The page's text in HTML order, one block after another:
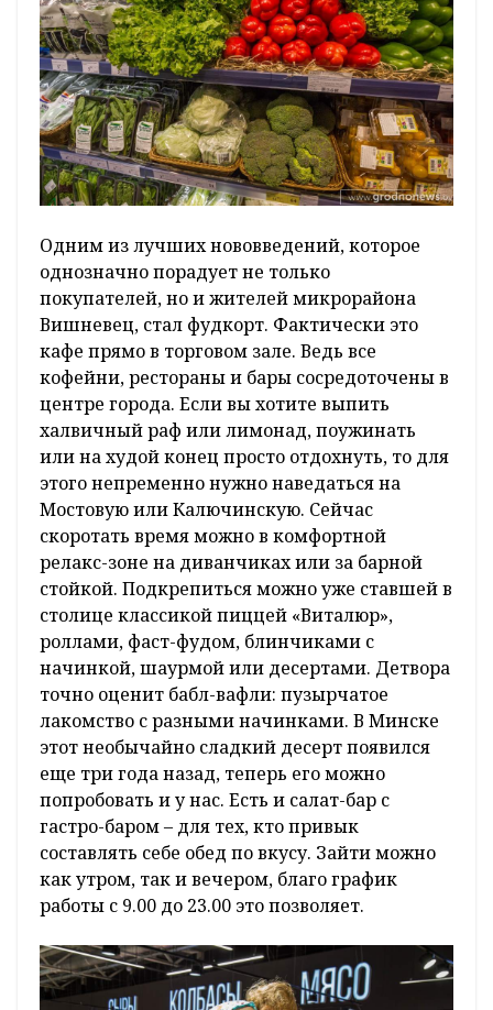
Одним из лучших нововведений, которое
однозначно порадует не только
покупателей, но и жителей микрорайона
Вишневец, стал фудкорт. Фактически это
кафе прямо в торговом зале. Ведь все
кофейни, рестораны и бары сосредоточены в
центре города. Если вы хотите выпить
халвичный раф или лимонад, поужинать
или на худой конец просто отдохнуть, то для
этого непременно нужно наведаться на
Мостовую или Калючинскую. Сейчас
скоротать время можно в комфортной
релакс-зоне на диванчиках или за барной
стойкой. Подкрепиться можно уже ставшей в
столице классикой пиццей «Виталюр»,
роллами, фаст-фудом, блинчиками с
начинкой, шаурмой или десертами. Детвора
точно оценит бабл-вафли: пузырчатое
лакомство с разными начинками. В Минске
этот необычайно сладкий десерт появился
еще три года назад, теперь его можно
попробовать и у нас. Есть и салат-бар с
гастро-баром – для тех, кто привык
составлять себе обед по вкусу. Зайти можно
как утром, так и вечером, благо график
работы с 9.00 до 23.00 это позволяет.